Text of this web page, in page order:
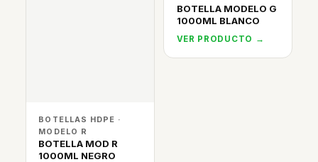
BOTELLAS HDPE ·
MODELO R
BOTELLA MOD R
1000ML NEGRO
BOTELLA MODELO G
1000ML BLANCO
VER PRODUCTO →